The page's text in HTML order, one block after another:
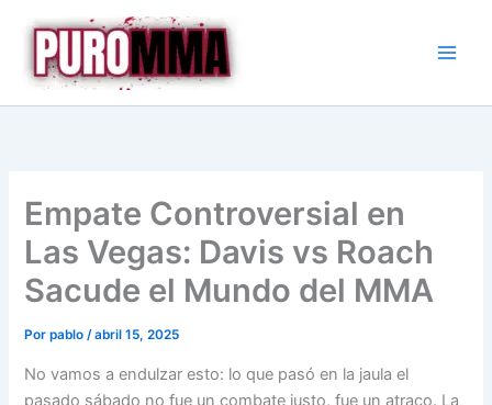
contenido
Empate Controversial en
Las Vegas: Davis vs Roach
Sacude el Mundo del MMA
Porpablo/abril 15, 2025
No vamos a endulzar esto: lo que pasó en la jaula el
pasado sábado no fue un combate justo, fue un atraco. La